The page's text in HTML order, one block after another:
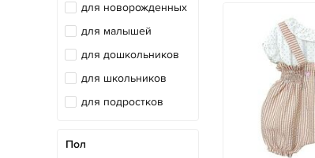
для новорожденных
для малышей
для дошкольников
для школьников
для подростков
Пол